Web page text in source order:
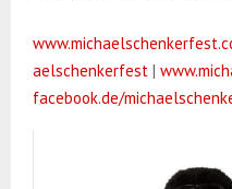
aelschenkerfest |
facebook.de/